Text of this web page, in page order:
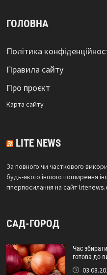
ГОЛОВНА
Політика
Правила сайту
Про проєкт
Карта сайтy
LITE NEWS
За повного чи часткового
будь-якого іншого поширення
гіперпосилання на сайт
САД-ГОРОД
Час
готова до